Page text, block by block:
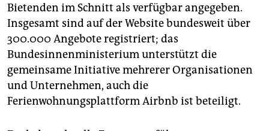
Bietenden im Schnitt als verfügbar angegeben.
Insgesamt sind auf der Website bundesweit über
300.000 Angebote registriert; das
Bundesinnenministerium unterstützt die
gemeinsame Initiative mehrerer Organisationen
und Unternehmen, auch die
Ferienwohnungsplattform Airbnb ist beteiligt.